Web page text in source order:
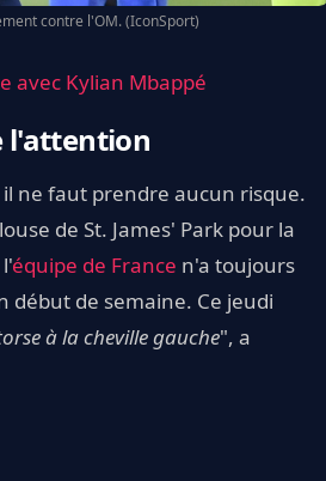
contre l'OM. (IconSport)
avec Kylian Mbappé
l'attention
ne faut prendre aucun risque.
de St. James' Park pour la
équipe de France n'a toujours
début de semaine. Ce jeudi
à la cheville gauche", a